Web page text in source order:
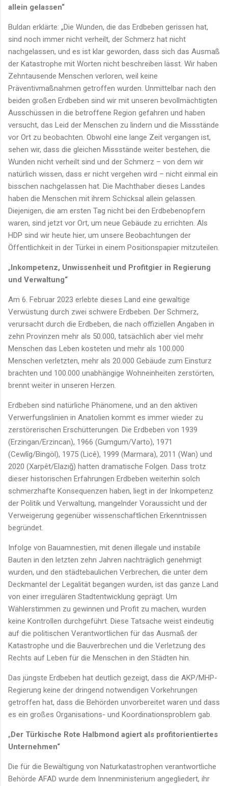
allein gelassen“
Buldan erklärte: „Die Wunden, die das Erdbeben gerissen hat,
sind noch immer nicht verheilt, der Schmerz hat nicht
nachgelassen, und es ist klar geworden, dass sich das Ausmaß
der Katastrophe mit Worten nicht beschreiben lässt. Wir haben
Zehntausende Menschen verloren, weil keine
Präventivmaßnahmen getroffen wurden. Unmittelbar nach den
beiden großen Erdbeben sind wir mit unseren bevollmächtigten
Ausschüssen in die betroffene Region gefahren und haben
versucht, das Leid der Menschen zu lindern und die Missstände
vor Ort zu beobachten. Obwohl eine lange Zeit vergangen ist,
sehen wir, dass die gleichen Missstände weiter bestehen, die
Wunden nicht verheilt sind und der Schmerz – von dem wir
natürlich wissen, dass er nicht vergehen wird – nicht einmal ein
bisschen nachgelassen hat. Die Machthaber dieses Landes
haben die Menschen mit ihrem Schicksal allein gelassen.
Diejenigen, die am ersten Tag nicht bei den Erdbebenopfern
waren, sind jetzt vor Ort, um neue Gebäude zu errichten. Als
HDP sind wir heute hier, um unsere Beobachtungen der
Öffentlichkeit in der Türkei in einem Positionspapier mitzuteilen.
„Inkompetenz, Unwissenheit und Profitgier in Regierung
und Verwaltung“
Am 6. Februar 2023 erlebte dieses Land eine gewaltige
Verwüstung durch zwei schwere Erdbeben. Der Schmerz,
verursacht durch die Erdbeben, die nach offiziellen Angaben in
zehn Provinzen mehr als 50.000, tatsächlich aber viel mehr
Menschen das Leben kosteten und mehr als 100.000
Menschen verletzten, mehr als 20.000 Gebäude zum Einsturz
brachten und 100.000 unabhängige Wohneinheiten zerstörten,
brennt weiter in unseren Herzen.
Erdbeben sind natürliche Phänomene, und an den aktiven
Verwerfungslinien in Anatolien kommt es immer wieder zu
zerstörerischen Erschütterungen. Die Erdbeben von 1939
(Erzingan/Erzincan), 1966 (Gumgum/Varto), 1971
(Cewlîg/Bingöl), 1975 (Licê), 1999 (Marmara), 2011 (Wan) und
2020 (Xarpêt/Elazığ) hatten dramatische Folgen. Dass trotz
dieser historischen Erfahrungen Erdbeben weiterhin solch
schmerzhafte Konsequenzen haben, liegt in der Inkompetenz
der Politik und Verwaltung, mangelnder Voraussicht und der
Verweigerung gegenüber wissenschaftlichen Erkenntnissen
begründet.
Infolge von Bauamnestien, mit denen illegale und instabile
Bauten in den letzten zehn Jahren nachträglich genehmigt
wurden, und den städtebaulichen Verbrechen, die unter dem
Deckmantel der Legalität begangen wurden, ist das ganze Land
von einer irregulären Stadtentwicklung geprägt. Um
Wählerstimmen zu gewinnen und Profit zu machen, wurden
keine Kontrollen durchgeführt. Diese Tatsache weist eindeutig
auf die politischen Verantwortlichen für das Ausmaß der
Katastrophe und die Bauverbrechen und die Verletzung des
Rechts auf Leben für die Menschen in den Städten hin.
Das jüngste Erdbeben hat deutlich gezeigt, dass die AKP/MHP-
Regierung keine der dringend notwendigen Vorkehrungen
getroffen hat, dass die Behörden unvorbereitet waren und dass
es ein großes Organisations- und Koordinationsproblem gab.
„Der Türkische Rote Halbmond agiert als profitorientiertes
Unternehmen“
Die für die Bewältigung von Naturkatastrophen verantwortliche
Behörde AFAD wurde dem Innenministerium angegliedert, ihr